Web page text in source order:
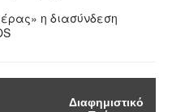
η διασύνδεση
Διαφημιστικό